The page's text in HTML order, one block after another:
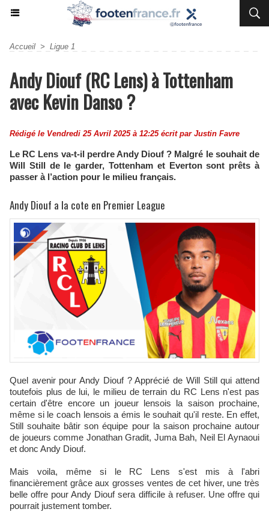
Accueil > Ligue 1
Andy Diouf (RC Lens) à Tottenham
avec Kevin Danso ?
Rédigé le Vendredi 25 Avril 2025 à 12:25 écrit par Justin Favre
Le RC Lens va-t-il perdre Andy Diouf ? Malgré le souhait de
Will Still de le garder, Tottenham et Everton sont prêts à
passer à l’action pour le milieu français.
Andy Diouf a la cote en Premier League
Quel avenir pour Andy Diouf ? Apprécié de Will Still qui attend
toutefois plus de lui, le milieu de terrain du RC Lens n'est pas
certain d'être encore un joueur lensois la saison prochaine,
même si le coach lensois a émis le souhait qu'il reste. En effet,
Still souhaite bâtir son équipe pour la saison prochaine autour
de joueurs comme Jonathan Gradit, Juma Bah, Neil El Aynaoui
et donc Andy Diouf.
Mais voila, même si le RC Lens s'est mis à l'abri
financièrement grâce aux grosses ventes de cet hiver, une très
belle offre pour Andy Diouf sera difficile à refuser. Une offre qui
pourrait justement tomber.